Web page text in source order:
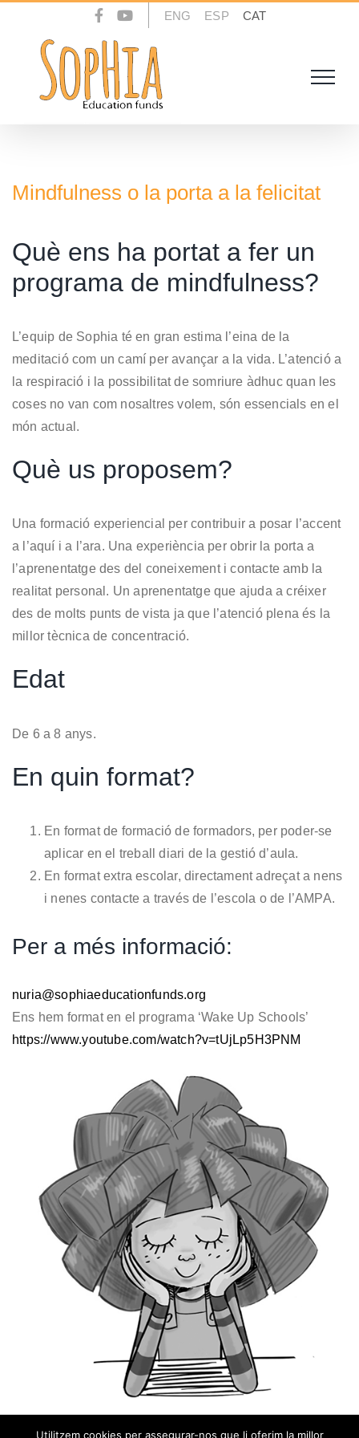
content
ENG ESP CAT
Mindfulness o la porta a la felicitat
Què ens ha portat a fer un
programa de mindfulness?
L’equip de Sophia té en gran estima l’eina de la
meditació com un camí per avançar a la vida. L’atenció a
la respiració i la possibilitat de somriure àdhuc quan les
coses no van com nosaltres volem, són essencials en el
món actual.
Què us proposem?
Una formació experiencial per contribuir a posar l’accent
a l’aquí i a l’ara. Una experiència per obrir la porta a
l’aprenentatge des del coneixement i contacte amb la
realitat personal. Un aprenentatge que ajuda a créixer
des de molts punts de vista ja que l’atenció plena és la
millor tècnica de concentració.
Edat
De 6 a 8 anys.
En quin format?
En format de formació de formadors, per poder-se
aplicar en el treball diari de la gestió d’aula.
En format extra escolar, directament adreçat a nens
i nenes contacte a través de l’escola o de l’AMPA.
Per a més informació:
nuria@sophiaeducationfunds.org
Ens hem format en el programa ‘Wake Up Schools’
https://www.youtube.com/watch?v=tUjLp5H3PNM
Utilitzem cookies per assegurar-nos que li oferim la millor